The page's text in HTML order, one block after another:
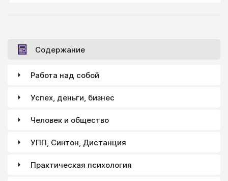
Содержание
Работа над собой
Успех, деньги, бизнес
Человек и общество
УПП, Синтон, Дистанция
Практическая психология